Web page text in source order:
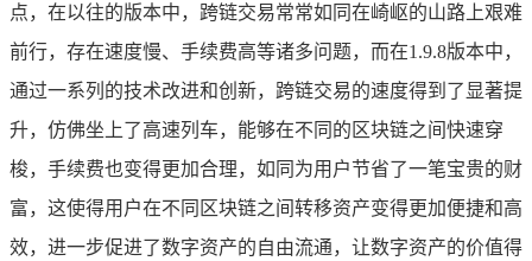
点，在以往的版本中，跨链交易常常如同在崎岖的山路上艰难
前行，存在速度慢、手续费高等诸多问题，而在1.9.8版本中，
通过一系列的技术改进和创新，跨链交易的速度得到了显著提
升，仿佛坐上了高速列车，能够在不同的区块链之间快速穿
梭，手续费也变得更加合理，如同为用户节省了一笔宝贵的财
富，这使得用户在不同区块链之间转移资产变得更加便捷和高
效，进一步促进了数字资产的自由流通，让数字资产的价值得